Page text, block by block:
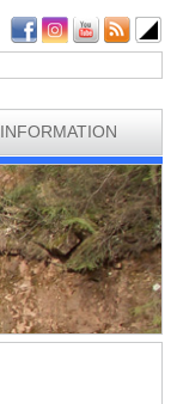
INFORMATION